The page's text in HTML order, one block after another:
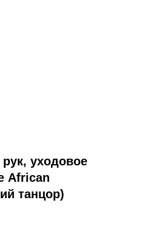
уходовое
African
танцор)